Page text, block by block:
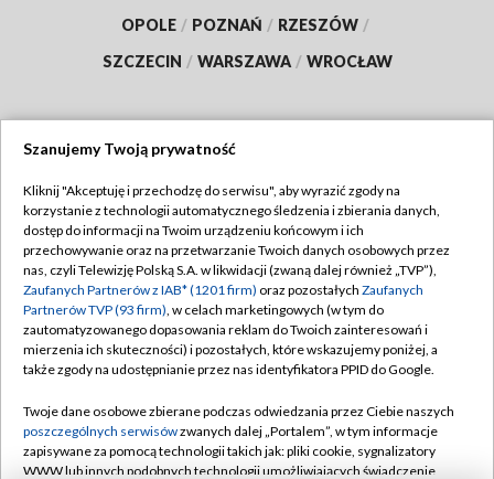
OPOLE / POZNAŃ / RZESZÓW /
SZCZECIN / WARSZAWA / WROCŁAW
TVP
Abonament TVP
Emisja w TVP
Centrum informacji TVP
Naziemna Telewizja Cyfrowa
Rada Programowa
System NOS
Regulamin TVP
Polityka prywatności
Moje zgody
Pomoc
Kontakt
Szanujemy Twoją prywatność
Kliknij "Akceptuję i przechodzę do serwisu", aby wyrazić zgody na
korzystanie z technologii automatycznego śledzenia i zbierania danych,
dostęp do informacji na Twoim urządzeniu końcowym i ich
przechowywanie oraz na przetwarzanie Twoich danych osobowych przez
nas, czyli Telewizję Polską S.A. w likwidacji (zwaną dalej również „TVP”),
Zaufanych Partnerów z IAB* (1201 firm) oraz pozostałych Zaufanych
Partnerów TVP (93 firm), w celach marketingowych (w tym do
zautomatyzowanego dopasowania reklam do Twoich zainteresowań i
mierzenia ich skuteczności) i pozostałych, które wskazujemy poniżej, a
także zgody na udostępnianie przez nas identyfikatora PPID do Google.
Twoje dane osobowe zbierane podczas odwiedzania przez Ciebie naszych
poszczególnych serwisówzwanych dalej „Portalem”, w tym informacje
zapisywane za pomocą technologii takich jak: pliki cookie, sygnalizatory
WWW lub innych podobnych technologii umożliwiających świadczenie